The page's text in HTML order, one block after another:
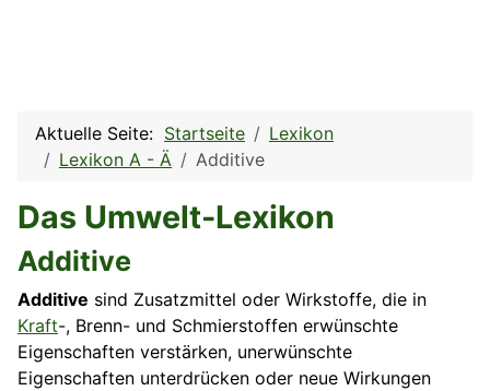
Aktuelle Seite: Startseite
Lexikon
Lexikon A - Ä
Additive
Das Umwelt-Lexikon
Additive
Additive sind Zusatzmittel oder Wirkstoffe, die in
Kraft-, Brenn- und Schmierstoffen erwünschte
Eigenschaften verstärken, unerwünschte
Eigenschaften unterdrücken oder neue Wirkungen